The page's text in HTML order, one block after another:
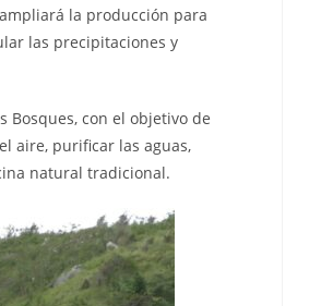
la producción para
las precipitaciones y
Bosques, con el objetivo de
aire, purificar las aguas,
natural tradicional.